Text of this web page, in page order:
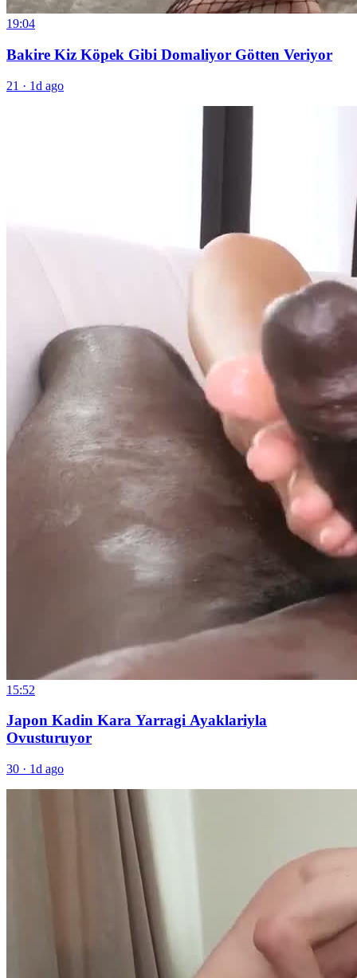
19:04
Bakire Kiz Köpek Gibi Domaliyor Götten Veriyor
21 · 1d ago
15:52
Japon Kadin Kara Yarragi Ayaklariyla
Ovusturuyor
30 · 1d ago